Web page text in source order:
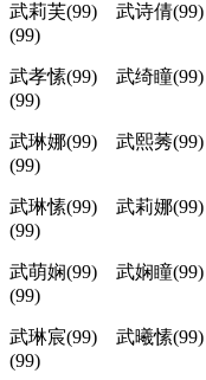
武莉芙(99) 武诗倩
(99)
武孝愫(99) 武绮瞳
(99)
武琳娜(99) 武熙莠
(99)
武琳愫(99) 武莉娜
(99)
武萌娴(99) 武娴瞳
(99)
武琳宸(99) 武曦愫
(99)